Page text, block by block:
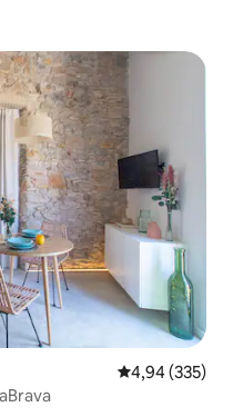
տները
Միջին
4,94 (335)